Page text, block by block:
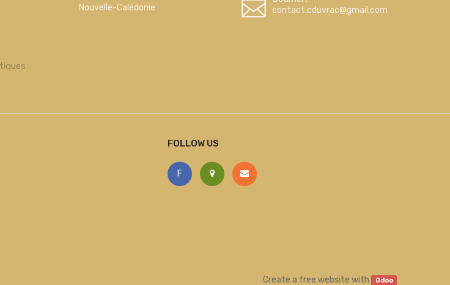
Nouvelle-Calédonie
contact.cduvrac@gmail.com
FOLLOW US
F
Create a free website with Odoo